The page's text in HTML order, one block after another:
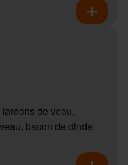
de veau,
bacon de dinde